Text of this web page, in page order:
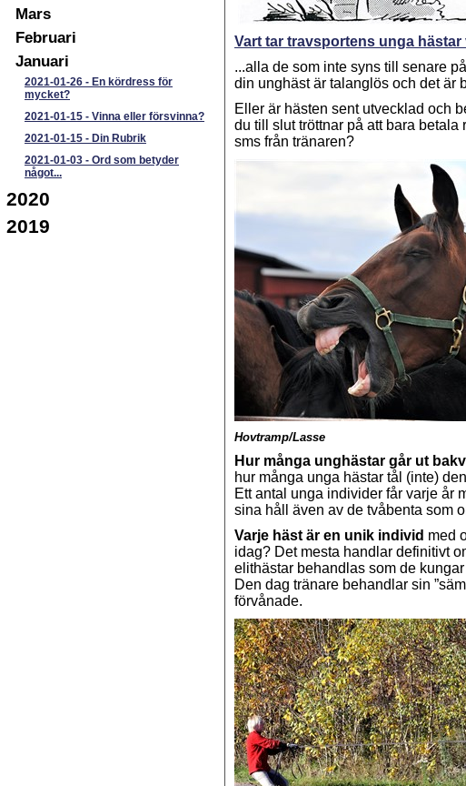
Mars
Februari
Januari
2021-01-26 - En kördress för
mycket?
2021-01-15 - Vinna eller försvinna?
2021-01-15 - Din Rubrik
2021-01-03 - Ord som betyder
något...
2020
2019
Vart tar travsportens unga hästar
...alla de som inte syns till senare
din unghäst är talanglös och det är
Eller är hästen sent utvecklad och
du till slut tröttnar på att bara
sms från tränaren?
Hovtramp/Lasse
Hur många unghästar går ut
hur många unga hästar tål (inte)
Ett antal unga individer får varje år
sina håll även av de tvåbenta som
Varje häst är en unik individ med
idag? Det mesta handlar definitivt
elithästar behandlas som de
Den dag tränare behandlar sin
förvånade.